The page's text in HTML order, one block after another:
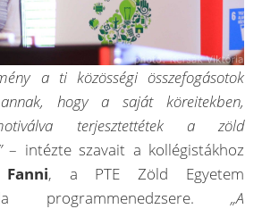
a ti közösségi összefogásotok
hogy a saját köreitekben,
terjesztettétek a zöld
– intézte szavait a kollégistákhoz
, a PTE Zöld Egyetem
programmenedzsere. „A